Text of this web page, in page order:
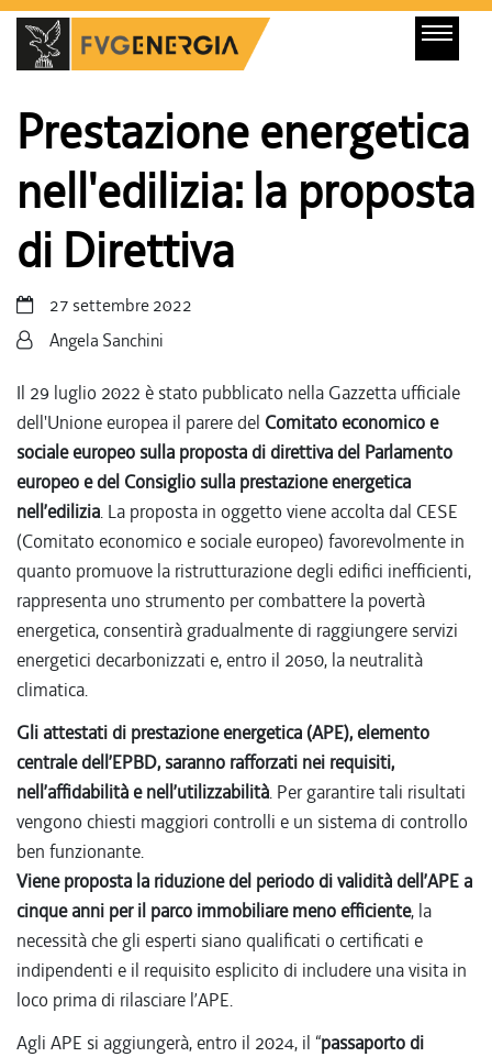
Prestazione energetica
nell'edilizia: la proposta
di Direttiva
27 settembre 2022
Angela Sanchini
Il 29 luglio 2022 è stato pubblicato nella Gazzetta ufficiale
dell'Unione europea il parere del Comitato economico e
sociale europeo sulla proposta di direttiva del Parlamento
europeo e del Consiglio sulla prestazione energetica
nell’edilizia. La proposta in oggetto viene accolta dal CESE
(Comitato economico e sociale europeo) favorevolmente in
quanto promuove la ristrutturazione degli edifici inefficienti,
rappresenta uno strumento per combattere la povertà
energetica, consentirà gradualmente di raggiungere servizi
energetici decarbonizzati e, entro il 2050, la neutralità
climatica.
Gli attestati di prestazione energetica (APE), elemento
centrale dell’EPBD, saranno rafforzati nei requisiti,
nell’affidabilità e nell’utilizzabilità. Per garantire tali risultati
vengono chiesti maggiori controlli e un sistema di controllo
ben funzionante.
Viene proposta la riduzione del periodo di validità dell’APE a
cinque anni per il parco immobiliare meno efficiente, la
necessità che gli esperti siano qualificati o certificati e
indipendenti e il requisito esplicito di includere una visita in
loco prima di rilasciare l’APE.
Agli APE si aggiungerà, entro il 2024, il “passaporto di